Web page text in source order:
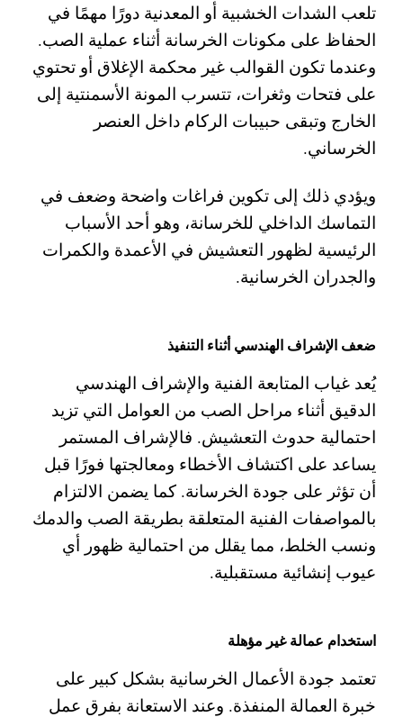
تلعب الشدات الخشبية أو المعدنية دورًا مهمًا في
الحفاظ على مكونات الخرسانة أثناء عملية الصب.
وعندما تكون القوالب غير محكمة الإغلاق أو تحتوي
على فتحات وثغرات، تتسرب المونة الأسمنتية إلى
الخارج وتبقى حبيبات الركام داخل العنصر
الخرساني.
ويؤدي ذلك إلى تكوين فراغات واضحة وضعف في
التماسك الداخلي للخرسانة، وهو أحد الأسباب
الرئيسية لظهور التعشيش في الأعمدة والكمرات
والجدران الخرسانية.
ضعف الإشراف الهندسي أثناء التنفيذ
يُعد غياب المتابعة الفنية والإشراف الهندسي
الدقيق أثناء مراحل الصب من العوامل التي تزيد
احتمالية حدوث التعشيش. فالإشراف المستمر
يساعد على اكتشاف الأخطاء ومعالجتها فورًا قبل
أن تؤثر على جودة الخرسانة. كما يضمن الالتزام
بالمواصفات الفنية المتعلقة بطريقة الصب والدمك
ونسب الخلط، مما يقلل من احتمالية ظهور أي
عيوب إنشائية مستقبلية.
استخدام عمالة غير مؤهلة
تعتمد جودة الأعمال الخرسانية بشكل كبير على
خبرة العمالة المنفذة. وعند الاستعانة بفرق عمل